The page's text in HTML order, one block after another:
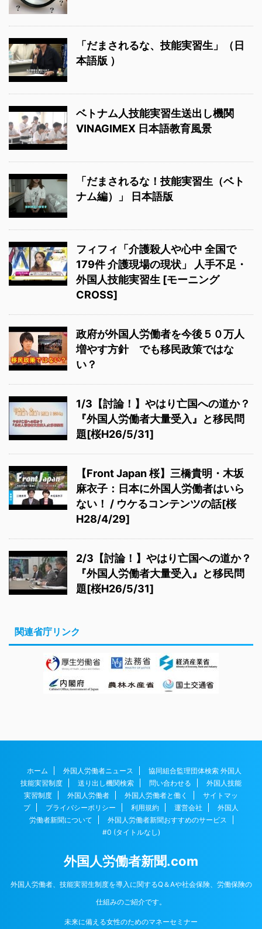
「だまされるな、技能実習生」（日
本語版 ）
ベトナム人技能実習生送出し機関
VINAGIMEX 日本語教育風景
「だまされるな！技能実習生（ベト
ナム編）」 日本語版
フィフィ「介護殺人や心中 全国で
179件 介護現場の現状」 人手不足・
外国人技能実習生 [モーニング
CROSS]
政府が外国人労働者を今後５０万人
増やす方針 でも移民政策ではな
い？
1/3【討論！】やはり亡国への道か？
『外国人労働者大量受入』と移民問
題[桜H26/5/31]
【Front Japan 桜】三橋貴明・木坂
麻衣子：日本に外国人労働者はいら
ない！ / ウケるコンテンツの話[桜
H28/4/29]
2/3【討論！】やはり亡国への道か？
『外国人労働者大量受入』と移民問
題[桜H26/5/31]
関連省庁リンク
ホーム 外国人労働者ニュース
協同組合監理団体検索 外国人
技能実習制度
送り出し機関検索 問い合わせる
外国人技能
実習制度
外国人労働者 外国人労働者と働く
サイトマッ
プ
プライバシーポリシー 利用規約 運営会社
外国人
労働者新聞について
外国人労働者新聞おすすめのサービス
#0 (タイトルなし)
外国人労働者新聞.com
外国人労働者、技能実習生制度を導入に関するQ＆Aや社会保険、労働保険の
仕組みのご紹介です。
未来に備える女性のためのマネーセミナー